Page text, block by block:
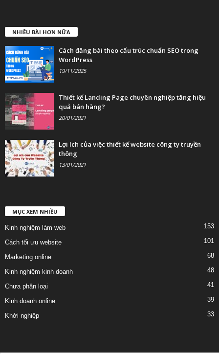
NHIỀU BÀI HƠN NỮA
Cách đăng bài theo cấu trúc chuẩn SEO trong
WordPress
19/11/2025
Thiết kế Landing Page chuyên nghiệp tăng hiệu
quả bán hàng?
20/01/2021
Lợi ích của việc thiết kế website công ty truyền
thông
13/01/2021
MỤC XEM NHIỀU
Kinh nghiệm làm web 153
Cách tối ưu website 101
Marketing online 68
Kinh nghiệm kinh doanh 48
Chưa phân loại 41
Kinh doanh online 39
Khởi nghiệp 33